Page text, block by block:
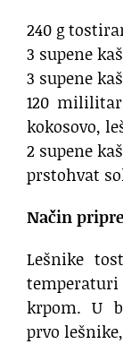
240 g
3 supene
3 supene
120
kokosovo,
2 supene
prstohvat
Način
Lešnike
krpom. U
prvo